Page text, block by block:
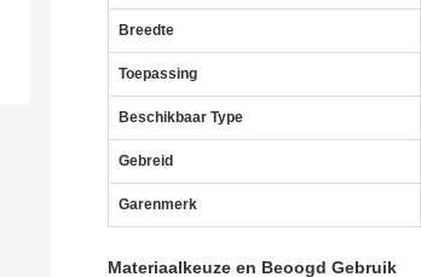
Breedte
Toepassing
Beschikbaar Type
Gebreid
Garenmerk
Materiaalkeuze en Beoogd Gebruik